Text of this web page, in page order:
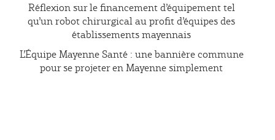
Réflexion sur le financement d’équipement tel
qu’un robot chirurgical au profit d’équipes des
établissements mayennais
L’Équipe Mayenne Santé : une bannière commune
pour se projeter en Mayenne simplement